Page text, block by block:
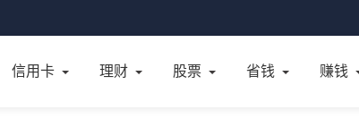
信用卡 理财 股票 省钱 赚钱